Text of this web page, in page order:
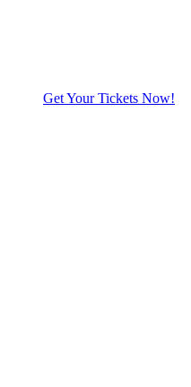
Get Your Tickets Now!